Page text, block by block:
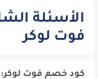
الأسئلة
فوت لوكر